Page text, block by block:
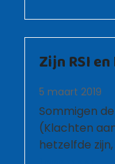
Zijn RSI
5 maart 2019
Sommigen
(Klachten
hetzelfde